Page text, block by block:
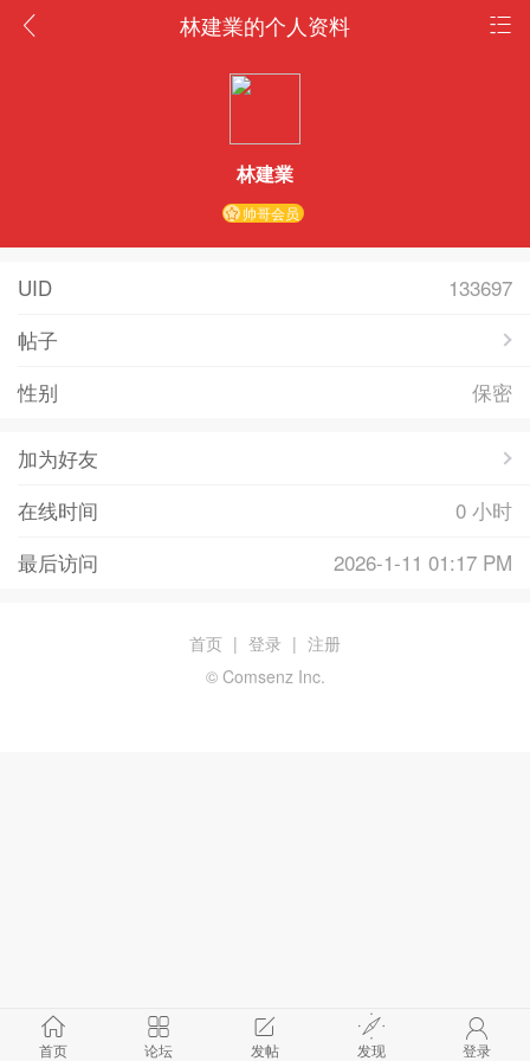
林建業的个人资料
林建業
帅哥会员
UID
133697
帖子
性别
保密
加为好友
在线时间
0 小时
最后访问
2026-1-11 01:17 PM
首页 论坛 发帖 发现 登录
首页 | 登录 | 注册
© Comsenz Inc.